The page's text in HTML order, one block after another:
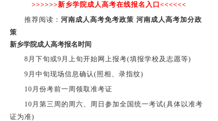
>>>>>>新乡学院成人高考在线报名入口 <<<<<<
推荐阅读： 河南成人高考免考政策 河南成人高考加分政
策
新乡学院成人高考报名时间
8月下旬或9月上旬开始网上报考(填报学校及志愿等)
9月中旬现场信息确认(照相、录指纹)
10月份考前一周领取准考证
10月第三周的周六、周日参加全国统一考试(具体以准考
证为准)